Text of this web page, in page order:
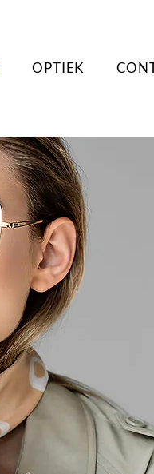
OPTIEK